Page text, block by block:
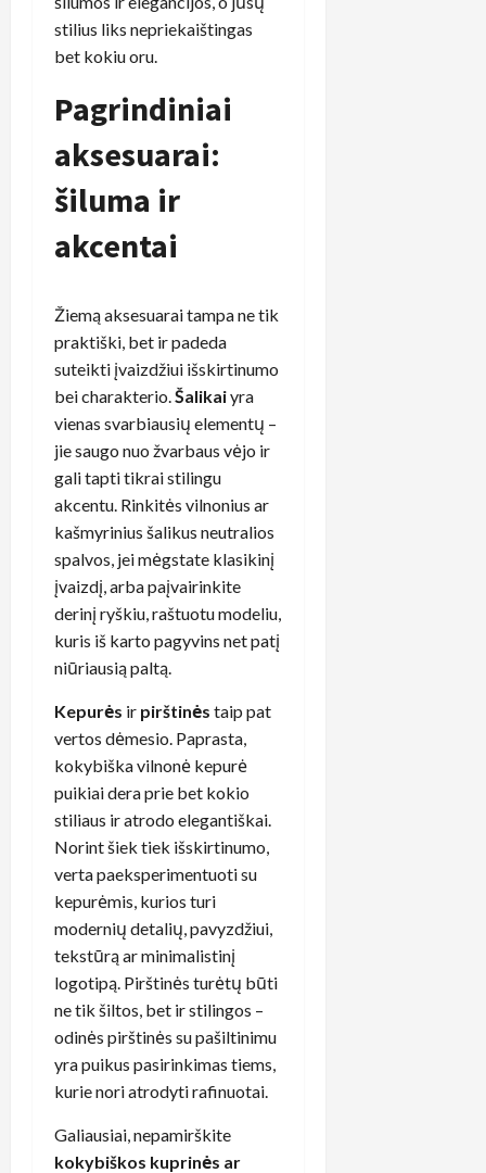
stilius liks nepriekaištingas
bet kokiu oru.
Pagrindiniai
aksesuarai:
šiluma ir
akcentai
Žiemą aksesuarai tampa ne tik
praktiški, bet ir padeda
suteikti įvaizdžiui išskirtinumo
bei charakterio. Šalikaiyra
vienas svarbiausių elementų –
jie saugo nuo žvarbaus vėjo ir
gali tapti tikrai stilingu
akcentu. Rinkitės vilnonius ar
kašmyrinius šalikus neutralios
spalvos, jei mėgstate klasikinį
įvaizdį, arba paįvairinkite
derinį ryškiu, raštuotu modeliu,
kuris iš karto pagyvins net patį
niūriausią paltą.
Kepurės ir pirštinės taip pat
vertos dėmesio. Paprasta,
kokybiška vilnonė kepurė
puikiai dera prie bet kokio
stiliaus ir atrodo elegantiškai.
Norint šiek tiek išskirtinumo,
verta paeksperimentuoti su
kepurėmis, kurios turi
modernių detalių, pavyzdžiui,
tekstūrą ar minimalistinį
logotipą. Pirštinės turėtų būti
ne tik šiltos, bet ir stilingos –
odinės pirštinės su pašiltinimu
yra puikus pasirinkimas tiems,
kurie nori atrodyti rafinuotai.
Galiausiai, nepamirškite
kokybiškos kuprinės ar